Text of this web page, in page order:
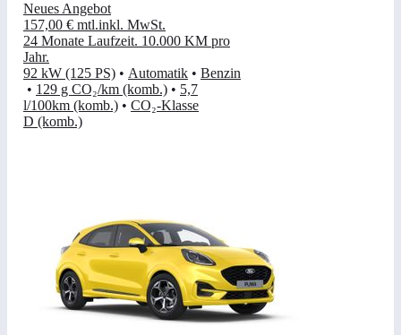
Neues Angebot
157,00 € mtl.inkl. MwSt.
24 Monate Laufzeit. 10.000 KM pro
Jahr.
92 kW (125 PS) • Automatik • Benzin
• 129 g CO₂/km (komb.) • 5,7
l/100km (komb.) • CO₂-Klasse
D (komb.)